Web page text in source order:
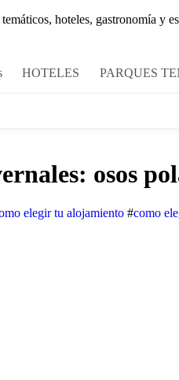
hoteles, gastronomía y
HOTELES PARQUES
osos
elegir tu alojamiento #como